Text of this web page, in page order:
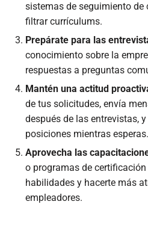
sistemas de seguimiento de
filtrar currículums.
Prepárate para las
conocimiento sobre la
respuestas a preguntas
Mantén una actitud
de tus solicitudes, envía
después de las entrevistas,
posiciones mientras esperas.
Aprovecha las
o programas de
habilidades y hacerte más
empleadores.